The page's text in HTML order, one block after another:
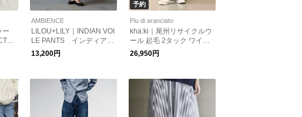
ー
AMBIENCE
LILOU+LILY｜INDIAN VOI
LE PANTS インディアン
ボイルパンツ
13,200円
予約
Piu di aranciato
kha:ki｜尾州リサイクルウ
ール 起毛 2タック ワイド
パンツ RE-WOOL 2TCUK
PANTS mil26fpt3267【20
26,950円